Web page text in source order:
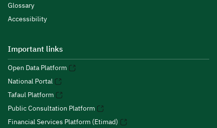
Glossary
Accessibility
Important links
Open Data Platform
National Portal
Tafaul Platform
Public Consultation Platform
Financial Services Platform (Etimad)